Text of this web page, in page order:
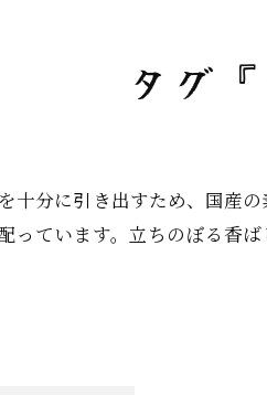
タグ
十分に引き出すため、国産
っています。立ちのぼる香